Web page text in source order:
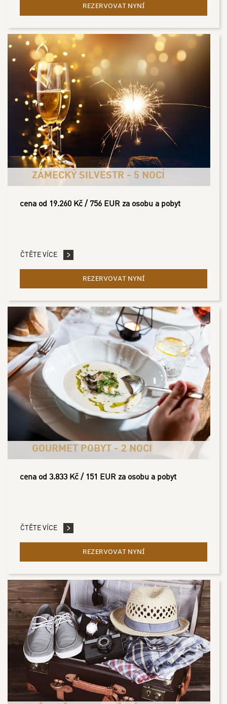
REZERVOVAT NYNÍ
ZÁMECKÝ SILVESTR - 5 NOCÍ
cena od 19.260 Kč / 756 EUR za osobu a pobyt
ČTĚTE VÍCE
REZERVOVAT NYNÍ
GOURMET POBYT - 2 NOCI
cena od 3.833 Kč / 151 EUR za osobu a pobyt
ČTĚTE VÍCE
REZERVOVAT NYNÍ